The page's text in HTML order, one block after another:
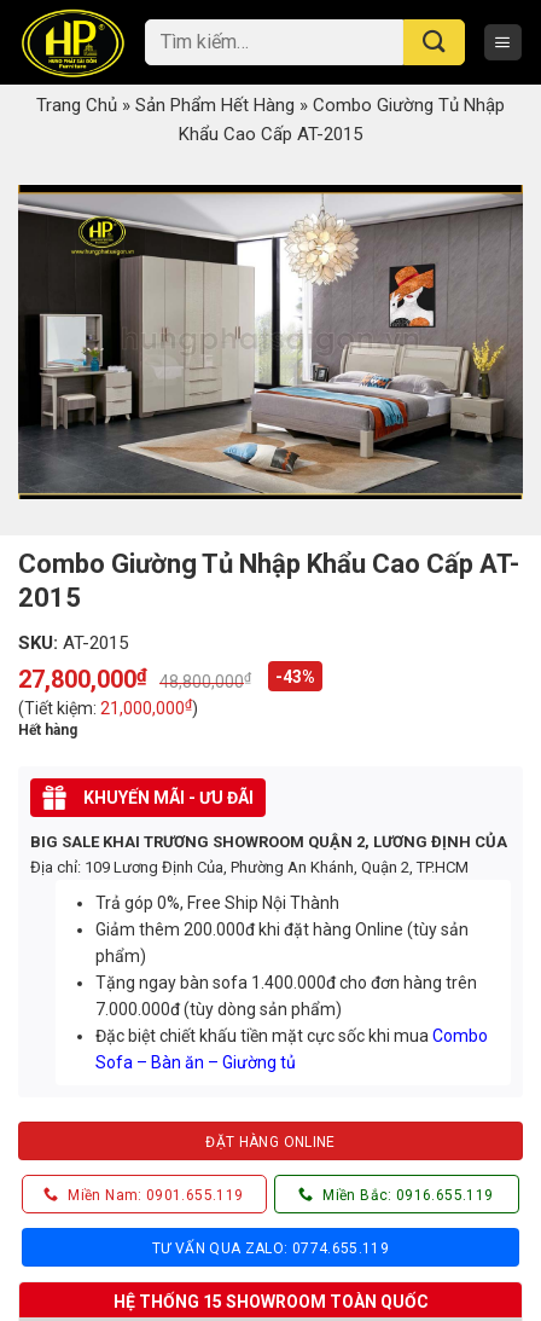
content
Tìm
kiếm:
Trang Chủ » Sản Phẩm Hết Hàng » Combo Giường Tủ Nhập
Khẩu Cao Cấp AT-2015
Combo Giường Tủ Nhập Khẩu Cao Cấp AT-
2015
SKU: AT-2015
48,800,000₫
Original
price
was:
48,800,000₫.
27,800,000₫
Current
price
is:
27,800,000₫.
-43%
(Tiết kiệm: 21,000,000₫)
Hết hàng
KHUYẾN MÃI - ƯU ĐÃI
BIG SALE KHAI TRƯƠNG SHOWROOM QUẬN 2, LƯƠNG ĐỊNH CỦA
Địa chỉ: 109 Lương Định Của, Phường An Khánh, Quận 2, TP.HCM
Trả góp 0%, Free Ship Nội Thành
Giảm thêm 200.000đ khi đặt hàng Online (tùy sản
phẩm)
Tặng ngay bàn sofa 1.400.000đ cho đơn hàng trên
7.000.000đ (tùy dòng sản phẩm)
Đặc biệt chiết khấu tiền mặt cực sốc khi muaCombo
Sofa – Bàn ăn – Giường tủ
ĐẶT HÀNG ONLINE
Miền Nam: 0901.655.119 Miền Bắc: 0916.655.119
TƯ VẤN QUA ZALO: 0774.655.119
HỆ THỐNG 15 SHOWROOM TOÀN QUỐC